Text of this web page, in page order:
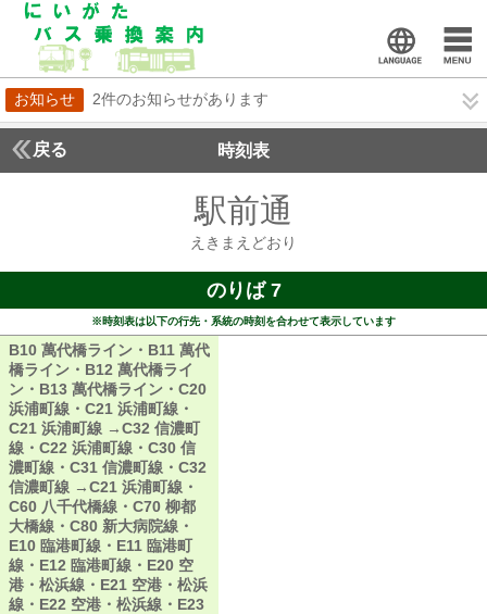
お知らせ 2件のお知らせがあります
戻る 時刻表
駅前通
えきまえどおり
のりば 7
※時刻表は以下の行先・系統の時刻を合わせて表示しています
B10 萬代橋ライン・B11 萬代
橋ライン・B12 萬代橋ライ
ン・B13 萬代橋ライン・C20
浜浦町線・C21 浜浦町線・
C21 浜浦町線 →C32 信濃町
線・C22 浜浦町線・C30 信
濃町線・C31 信濃町線・C32
信濃町線 →C21 浜浦町線・
C60 八千代橋線・C70 柳都
大橋線・C80 新大病院線・
E10 臨港町線・E11 臨港町
線・E12 臨港町線・E20 空
港・松浜線・E21 空港・松浜
線・E22 空港・松浜線・E23